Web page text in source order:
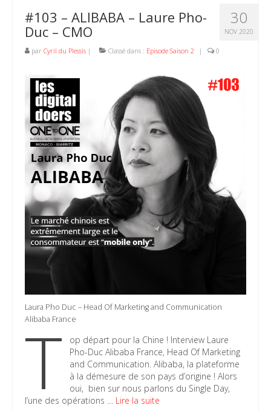
30
NOV 2020
#103 – ALIBABA – Laure Pho-
Duc – CMO
par Cyril du Plessis | Classé dans : Episode Saison 2 | 0
Laura Pho Duc – Head Of Marketing and Communication
Alibaba France
T
op départ pour la Chine ! Interview Laure
Pho-Duc Alibaba France, Head Of Marketing
and Communication. Alibaba, la plateforme
à la démesure de son pays d’origine ! Alors
oui, bien sur nous parlons du Single Day,
l’une des opérations … Lire la suite